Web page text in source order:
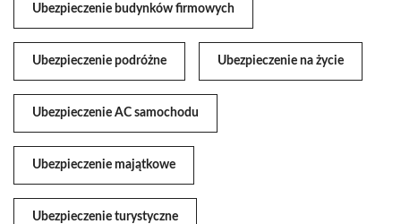
Ubezpieczenie budynków firmowych
Ubezpieczenie podróżne Ubezpieczenie na życie
Ubezpieczenie AC samochodu
Ubezpieczenie majątkowe
Ubezpieczenie turystyczne